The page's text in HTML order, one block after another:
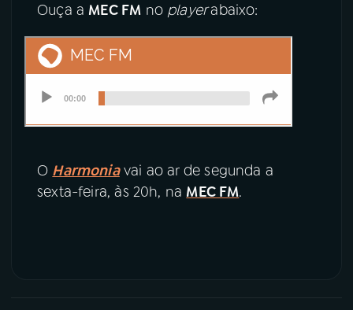
Ouça a MEC FM no playerabaixo:
O Harmoniavai ao ar de segunda a
sexta-feira, às 20h, na MEC FM.